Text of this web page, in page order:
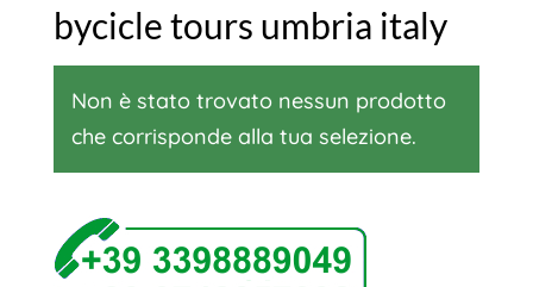
bycicle tours umbria italy
Non è stato trovato nessun prodotto
che corrisponde alla tua selezione.